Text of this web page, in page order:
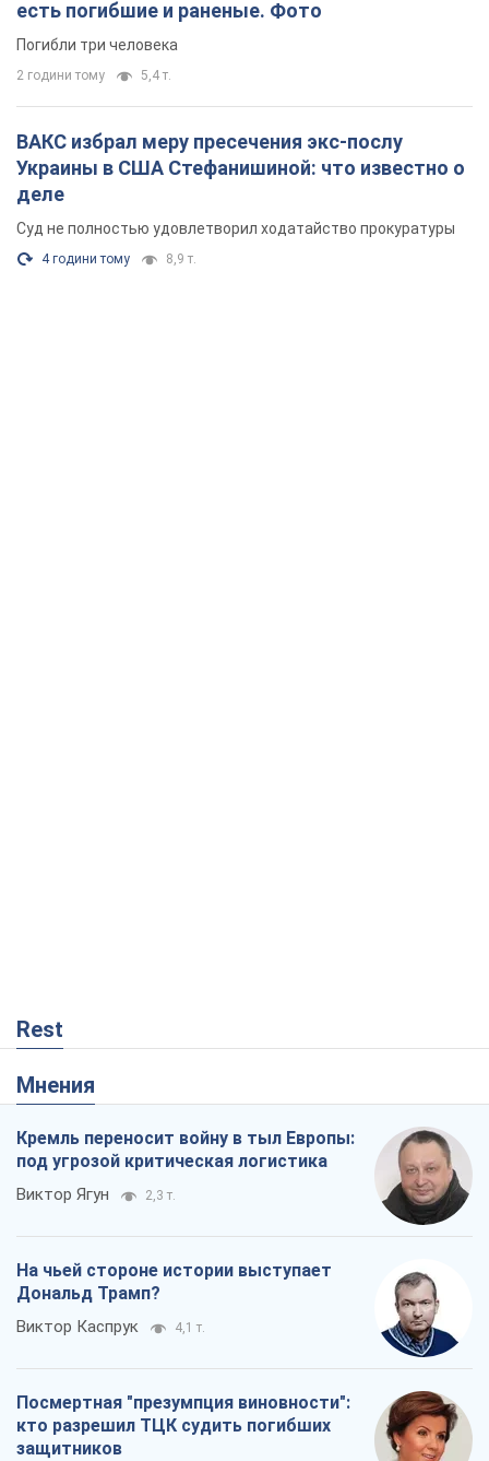
есть погибшие и раненые. Фото
Погибли три человека
2 години тому 5,4 т.
ВАКС избрал меру пресечения экс-послу
Украины в США Стефанишиной: что известно о
деле
Суд не полностью удовлетворил ходатайство прокуратуры
4 години тому 8,9 т.
Rest
Мнения
Кремль переносит войну в тыл Европы:
под угрозой критическая логистика
Виктор Ягун 2,3 т.
На чьей стороне истории выступает
Дональд Трамп?
Виктор Каспрук 4,1 т.
Посмертная "презумпция виновности":
кто разрешил ТЦК судить погибших
защитников